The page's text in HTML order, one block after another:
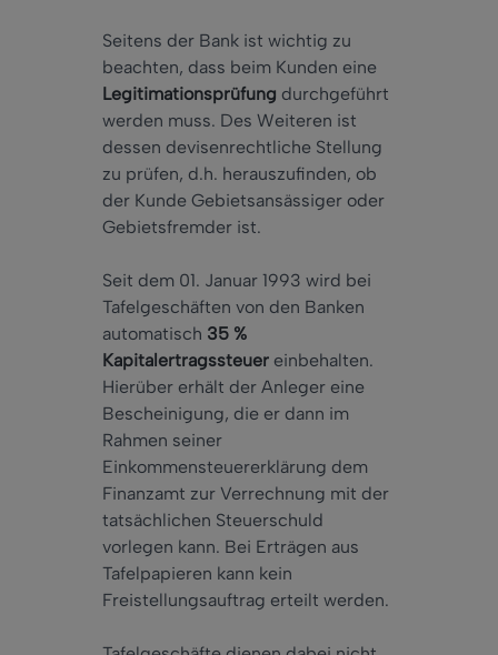
Seitens der Bank ist wichtig zu
beachten, dass beim Kunden eine
Legitimationsprüfung durchgeführt
werden muss. Des Weiteren ist
dessen devisenrechtliche Stellung
zu prüfen, d.h. herauszufinden, ob
der Kunde Gebietsansässiger oder
Gebietsfremder ist.
Seit dem 01. Januar 1993 wird bei
Tafelgeschäften von den Banken
automatisch 35 %
Kapitalertragssteuer einbehalten.
Hierüber erhält der Anleger eine
Bescheinigung, die er dann im
Rahmen seiner
Einkommensteuererklärung dem
Finanzamt zur Verrechnung mit der
tatsächlichen Steuerschuld
vorlegen kann. Bei Erträgen aus
Tafelpapieren kann kein
Freistellungsauftrag erteilt werden.